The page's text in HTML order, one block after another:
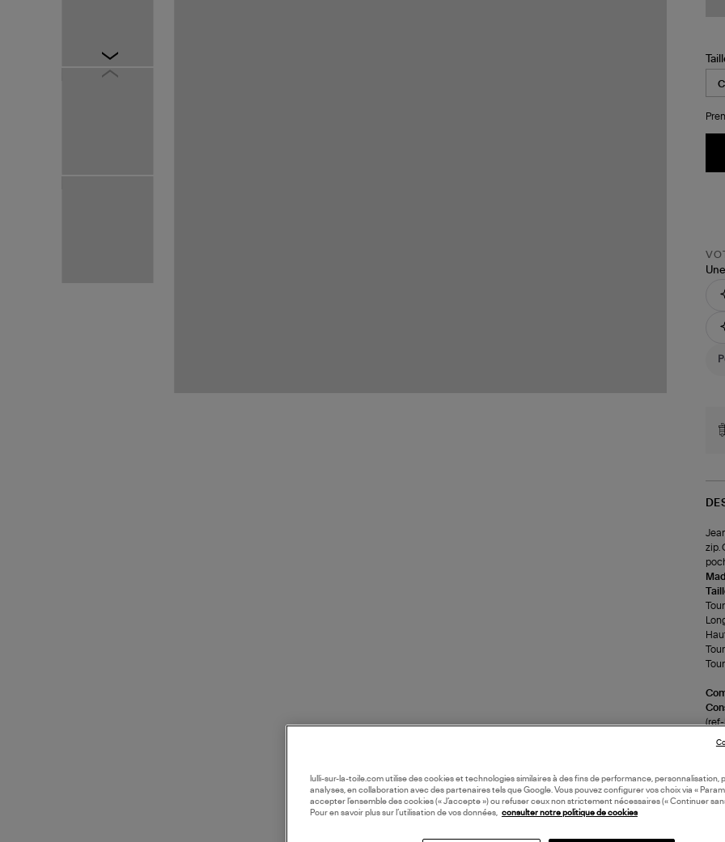
zip.
(ref-
lulli-sur-la-toile.com utilise des cookies et technologies similaires à des fins de performance, personnalisation,
analyses, en collaboration avec des partenaires tels que Google. Vous pouvez configurer vos choix via «
accepter l’ensemble des cookies (« J’accepte ») ou refuser ceux non strictement nécessaires (« Continuer
Pour en savoir plus sur l’utilisation de vos données, consulter notre politique de cookies